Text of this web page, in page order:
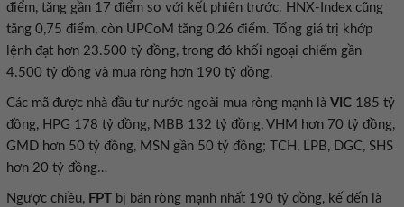
điểm, tăng gần 17 điểm so với kết phiên trước. HNX-Index cũng
tăng 0,75 điểm, còn UPCoM tăng 0,26 điểm. Tổng giá trị khớp
lệnh đạt hơn 23.500 tỷ đồng, trong đó khối ngoại chiếm gần
4.500 tỷ đồng và mua ròng hơn 190 tỷ đồng.
Các mã được nhà đầu tư nước ngoài mua ròng mạnh là VIC 185 tỷ
đồng, HPG 178 tỷ đồng, MBB 132 tỷ đồng, VHM hơn 70 tỷ đồng,
GMD hơn 50 tỷ đồng, MSN gần 50 tỷ đồng; TCH, LPB, DGC, SHS
hơn 20 tỷ đồng…
Ngược chiều, FPT bị bán ròng mạnh nhất 190 tỷ đồng, kế đến là